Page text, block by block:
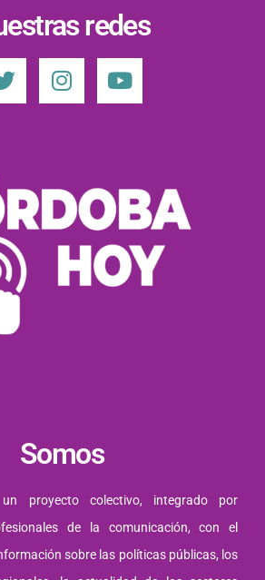
redes
Somos
proyecto colectivo, integrado por
de la comunicación, con el
sobre las políticas públicas, los